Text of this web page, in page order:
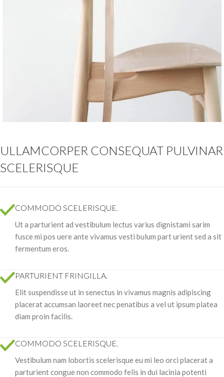
ULLAMCORPER CONSEQUAT PULVINAR
SCELERISQUE
COMMODO SCELERISQUE.
Ut a parturient ad vestibulum lectus varius dignistami sarim
fusce mi pos uere ante vivamus vesti bulum part urient sed a sit
fermentum eros.
PARTURIENT FRINGILLA.
Elit suspendisse ut in senectus in vivamus magnis adipiscing
placerat accumsan laoreet nec penatibus a vel ut ipsum platea
diam proin facilis.
COMMODO SCELERISQUE.
Vestibulum nam lobortis scelerisque eu mi leo orci placerat a
parturient congue non commodo felis in dui lacinia potenti